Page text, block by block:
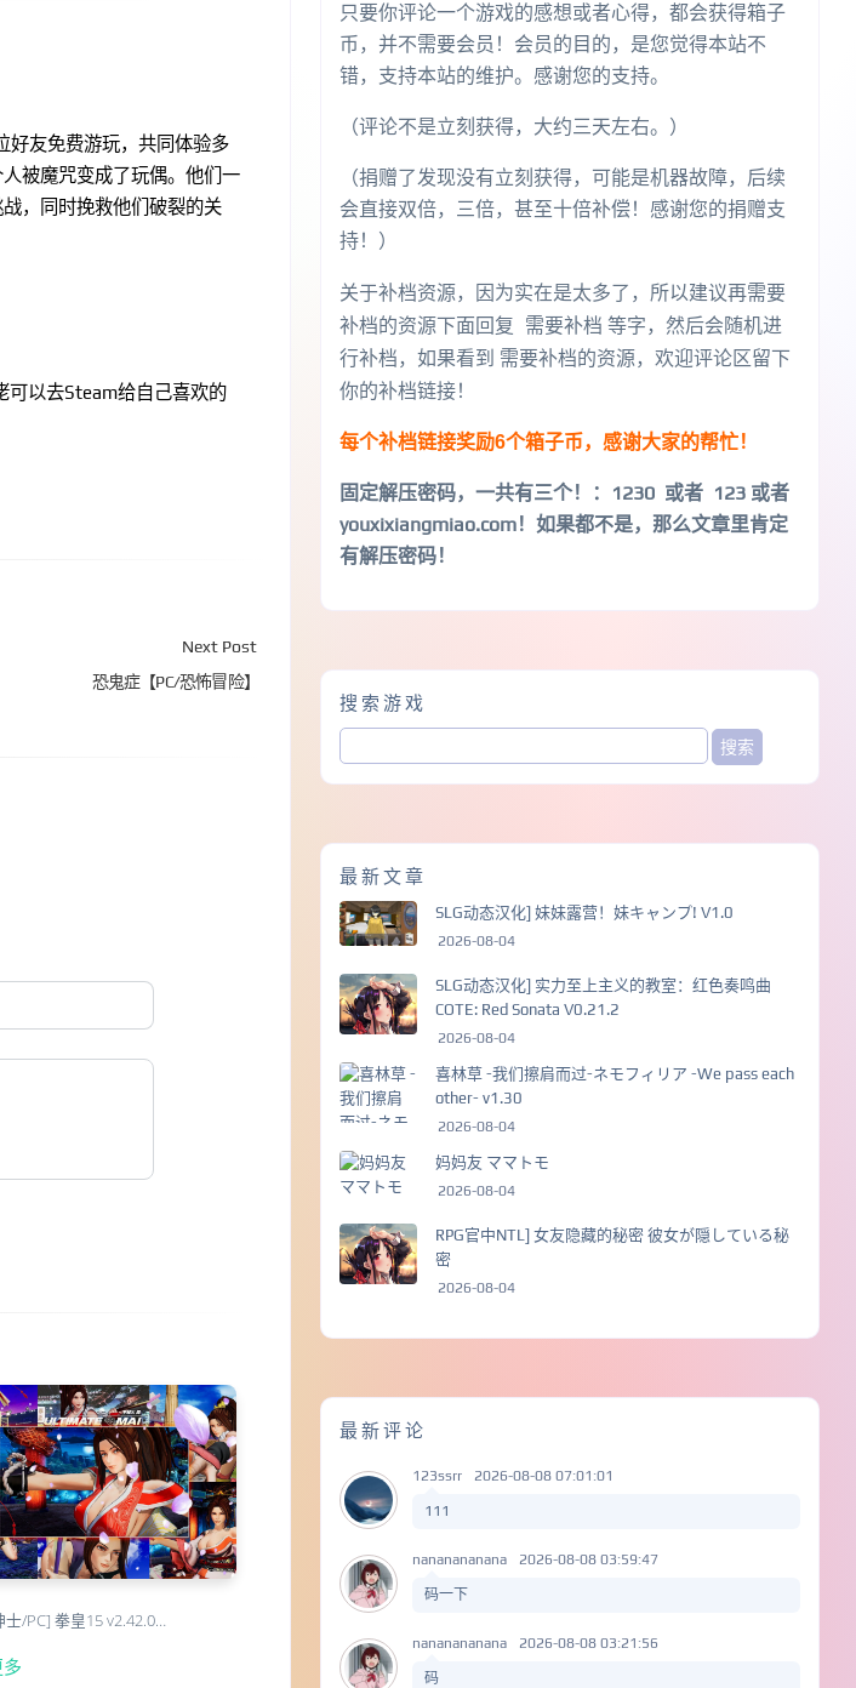
好友免费游玩，共同体验多
被魔咒变成了玩偶。他们一
，同时挽救他们破裂的关
可以去Steam给自己喜欢的
Next Post
恐鬼症【PC/恐怖冒险】
士/PC] 拳皇15 v2.42.0…
只要你评论一个游戏的感想或者心得，都会获得箱子
币，并不需要会员！会员的目的，是您觉得本站不
错，支持本站的维护。感谢您的支持。
（评论不是立刻获得，大约三天左右。）
（捐赠了发现没有立刻获得，可能是机器故障，后续
会直接双倍，三倍，甚至十倍补偿！感谢您的捐赠支
持！）
关于补档资源，因为实在是太多了，所以建议再需要
补档的资源下面回复 需要补档 等字，然后会随机进
行补档，如果看到 需要补档的资源，欢迎评论区留下
你的补档链接！
每个补档链接奖励6个箱子币，感谢大家的帮忙！
固定解压密码，一共有三个！
：1230 或者 123 或者
youxixiangmiao.com！如果都不是，那么文章里肯定
有解压密码！
搜索游戏
最新文章
SLG动态汉化] 妹妹露营！妹キャンプ! V1.0
2026-08-04
SLG动态汉化] 实力至上主义的教室：红色奏鸣曲
COTE: Red Sonata V0.21.2
2026-08-04
喜林草 -我们擦肩而过-ネモフィリア -We pass each
other- v1.30
2026-08-04
妈妈友 ママトモ
2026-08-04
RPG官中NTL] 女友隐藏的秘密 彼女が隠している秘
密
2026-08-04
最新评论
123ssrr 2026-08-08 07:01:01
111
nananananana 2026-08-08 03:59:47
码一下
nananananana 2026-08-08 03:21:56
码